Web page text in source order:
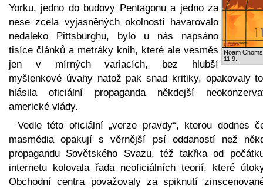
Noam
11.9.
Yorku, jedno do budovy Pentagonu a jedno za
nese zcela vyjasněných okolností havarovalo
nedaleko Pittsburghu, bylo u nás napsáno
tisíce článků a metráky knih, které ale vesměs
jen v mírných variacích, bez hlubší
myšlenkové úvahy natož pak snad kritiky, opakovaly
hlásila oficiální propaganda někdejší
americké vlády.
Vedle této oficiální „verze pravdy“, kterou dodnes
masmédia opakují s věrnější psí oddaností než
propagandu Sovětského Svazu, též takřka od
internetu kolovala řada neoficiálních teorií, které
Obchodní centra považovaly za spiknutí